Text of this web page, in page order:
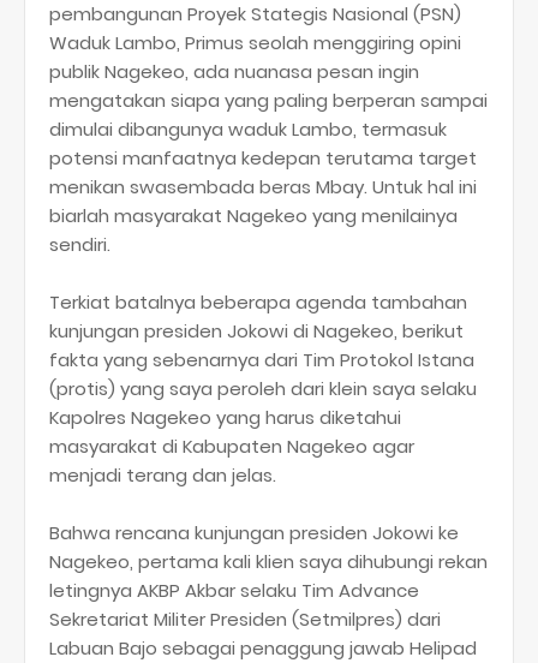
pembangunan Proyek Stategis Nasional (PSN)
Waduk Lambo, Primus seolah menggiring opini
publik Nagekeo, ada nuanasa pesan ingin
mengatakan siapa yang paling berperan sampai
dimulai dibangunya waduk Lambo, termasuk
potensi manfaatnya kedepan terutama target
menikan swasembada beras Mbay. Untuk hal ini
biarlah masyarakat Nagekeo yang menilainya
sendiri.
Terkiat batalnya beberapa agenda tambahan
kunjungan presiden Jokowi di Nagekeo, berikut
fakta yang sebenarnya dari Tim Protokol Istana
(protis) yang saya peroleh dari klein saya selaku
Kapolres Nagekeo yang harus diketahui
masyarakat di Kabupaten Nagekeo agar
menjadi terang dan jelas.
Bahwa rencana kunjungan presiden Jokowi ke
Nagekeo, pertama kali klien saya dihubungi rekan
letingnya AKBP Akbar selaku Tim Advance
Sekretariat Militer Presiden (Setmilpres) dari
Labuan Bajo sebagai penaggung jawab Helipad